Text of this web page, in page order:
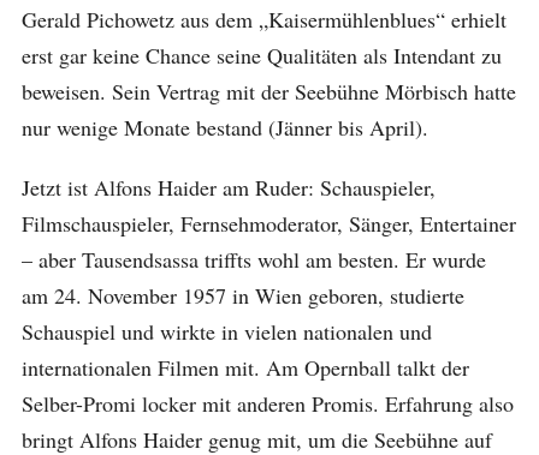
Gerald Pichowetz aus dem „Kaisermühlenblues“ erhielt
erst gar keine Chance seine Qualitäten als Intendant zu
beweisen. Sein Vertrag mit der Seebühne Mörbisch hatte
nur wenige Monate bestand (Jänner bis April).
Jetzt ist Alfons Haider am Ruder: Schauspieler,
Filmschauspieler, Fernsehmoderator, Sänger, Entertainer
– aber Tausendsassa triffts wohl am besten. Er wurde
am 24. November 1957 in Wien geboren, studierte
Schauspiel und wirkte in vielen nationalen und
internationalen Filmen mit. Am Opernball talkt der
Selber-Promi locker mit anderen Promis. Erfahrung also
bringt Alfons Haider genug mit, um die Seebühne auf